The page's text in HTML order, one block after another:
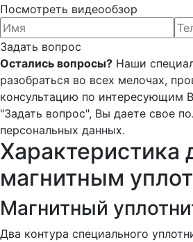
Посмотреть видеообзор
Задать вопрос
Остались вопросы? Наши
разобраться во всех мелочах,
консультацию по интересующим
"Задать вопрос", Вы даете свое
персональных данных.
магнитным
Магнитный
Два контура специального